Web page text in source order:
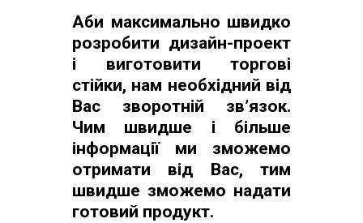
Аби максимально швидко
розробити дизайн-проект
і виготовити торгові
стійки, нам необхідний від
Вас зворотній зв’язок.
Чим швидше і більше
інформації ми зможемо
отримати від Вас, тим
швидше зможемо надати
готовий продукт.